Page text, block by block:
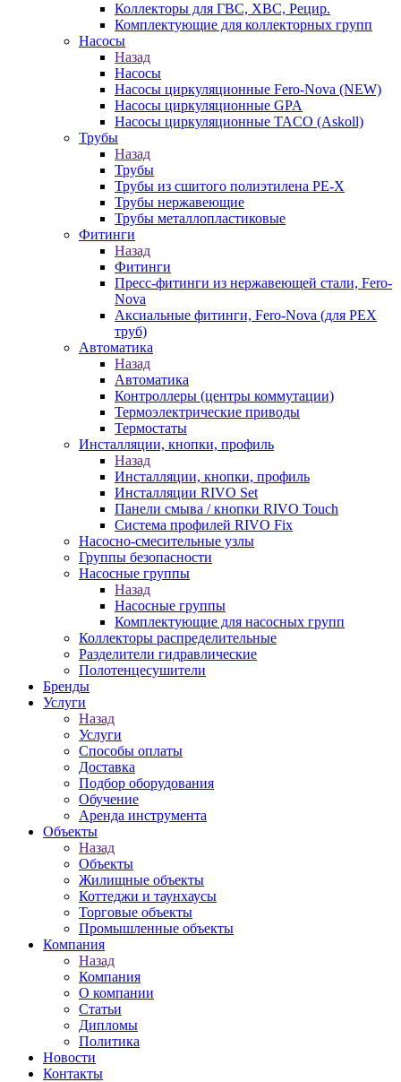
Коллекторы для ГВС, ХВС, Рецир.
Комплектующие для коллекторных групп
Насосы
Назад
Насосы
Насосы циркуляционные Fero-Nova (NEW)
Насосы циркуляционные GPA
Насосы циркуляционные TACO (Askoll)
Трубы
Назад
Трубы
Трубы из сшитого полиэтилена PE-X
Трубы нержавеющие
Трубы металлопластиковые
Фитинги
Назад
Фитинги
Пресс-фитинги из нержавеющей стали, Fero-
Nova
Аксиальные фитинги, Fero-Nova (для PEX
труб)
Автоматика
Назад
Автоматика
Контроллеры (центры коммутации)
Термоэлектрические приводы
Термостаты
Инсталляции, кнопки, профиль
Назад
Инсталляции, кнопки, профиль
Инсталляции RIVO Set
Панели смыва / кнопки RIVO Touch
Система профилей RIVO Fix
Насосно-смесительные узлы
Группы безопасности
Насосные группы
Назад
Насосные группы
Комплектующие для насосных групп
Коллекторы распределительные
Разделители гидравлические
Полотенцесушители
Бренды
Услуги
Назад
Услуги
Способы оплаты
Доставка
Подбор оборудования
Обучение
Аренда инструмента
Объекты
Назад
Объекты
Жилищные объекты
Коттеджи и таунхаусы
Торговые объекты
Промышленные объекты
Компания
Назад
Компания
О компании
Статьи
Дипломы
Политика
Новости
Контакты